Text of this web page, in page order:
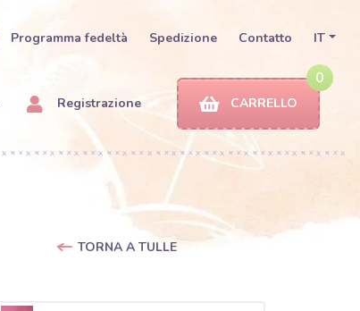
Programma fedeltà Spedizione Contatto IT
Registrazione
0
CARRELLO
TORNA A TULLE